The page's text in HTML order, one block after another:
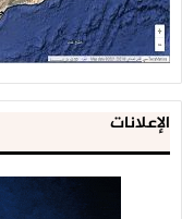
الإعلانات